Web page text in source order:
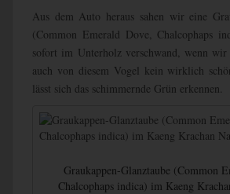
Aus dem Auto heraus sahen wir eine
(Common Emerald Dove, Chalcophaps
sofort im Unterholz verschwand, wenn wir
auch von diesem Vogel kein wirklich
lässt sich das schimmernde Grün erkennen.
Graukappen-Glanztaube (Common
Chalcophaps indica) im Kaeng